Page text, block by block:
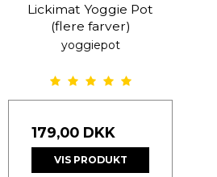
Lickimat Yoggie Pot
(flere farver)
yoggiepot
179,00 DKK
VIS PRODUKT